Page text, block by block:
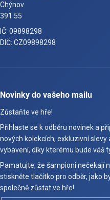
Chýnov
391 55
IČ: 09898298
DIČ: CZ09898298
Novinky do vašeho mailu
Zůstaňte ve hře!
Přihlaste se k odběru novinek a
nových kolekcích, exkluzivní
vybavení, díky kterému bude váš
Pamatujte, že šampioni nečekají
stiskněte tlačítko pro odběr, jako
společně zůstat ve hře!